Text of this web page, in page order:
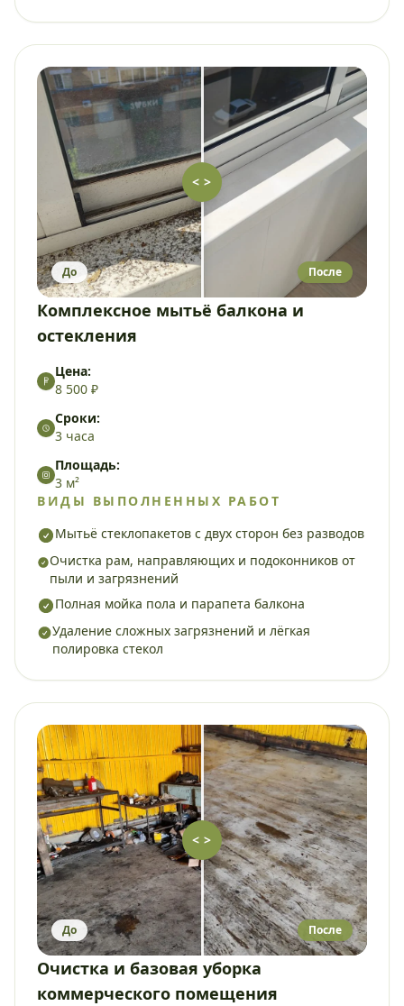
< >
До После
Комплексное мытьё балкона и
остекления
Цена:
8 500 ₽
Сроки:
3 часа
Площадь:
3 м²
ВИДЫ ВЫПОЛНЕННЫХ РАБОТ
Мытьё стеклопакетов с двух сторон без разводов
Очистка рам, направляющих и подоконников от
пыли и загрязнений
Полная мойка пола и парапета балкона
Удаление сложных загрязнений и лёгкая
полировка стекол
< >
До После
Очистка и базовая уборка
коммерческого помещения